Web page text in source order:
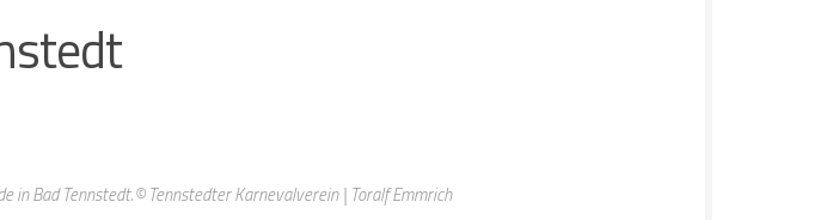
in Bad Tennstedt.© Tennstedter Karnevalverein | Toralf Emmrich